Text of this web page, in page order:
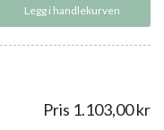
Legg i handlekurven
Pris 1.103,00kr